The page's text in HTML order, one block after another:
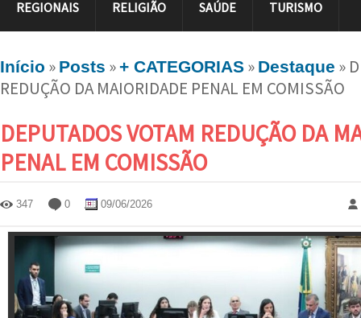
REGIONAIS RELIGIÃO SAÚDE TURISMO
Início » Posts »+ CATEGORIAS » Destaque »
REDUÇÃO DA MAIORIDADE PENAL EM COMISSÃO
DEPUTADOS VOTAM REDUÇÃO DA
PENAL EM COMISSÃO
347 0 09/06/2026